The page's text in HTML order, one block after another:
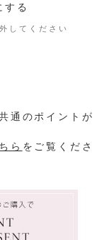
する
してください
通のポイントが
ら をご覧くださ